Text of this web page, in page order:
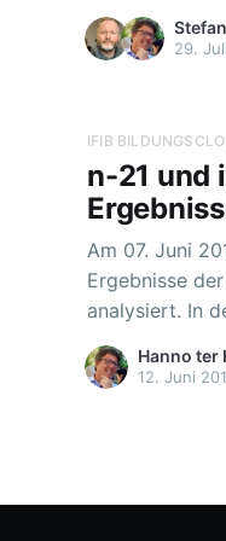
wurde es Zeit
sind bzw.
29.
IFIB
n-21 und
Am 07. Juni
Ergebnisse
analysiert. In
Ergebnisse
Hanno ter
12. Juni